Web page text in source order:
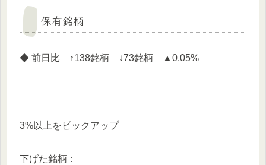
保有銘柄
◆ 前日比 ↑138銘柄 ↓73銘柄 ▲0.05%
3%以上をピックアップ
下げた銘柄：